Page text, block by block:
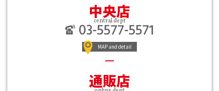
中央店
central dept
03-5577-5571
MAP and detail
通販店